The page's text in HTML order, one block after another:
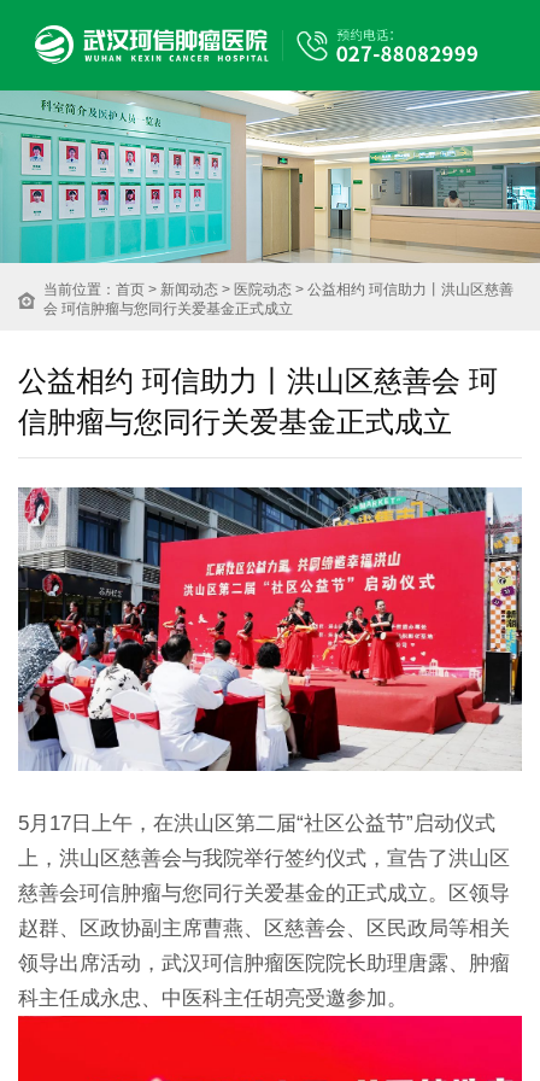
当前位置： 首页> 新闻动态> 医院动态> 公益相约 珂信助力丨洪山区慈善
会 珂信肿瘤与您同行关爱基金正式成立
公益相约 珂信助力丨洪山区慈善会 珂
信肿瘤与您同行关爱基金正式成立
5月17日上午，在洪山区第二届“社区公益节”启动仪式
上，洪山区慈善会与我院举行签约仪式，宣告了洪山区
慈善会珂信肿瘤与您同行关爱基金的正式成立。区领导
赵群、区政协副主席曹燕、区慈善会、区民政局等相关
领导出席活动，武汉珂信肿瘤医院院长助理唐露、肿瘤
科主任成永忠、中医科主任胡亮受邀参加。